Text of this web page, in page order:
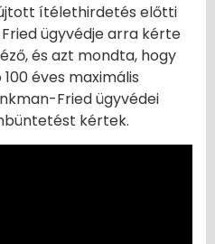
ítélethirdetés előtti
ügyvédje arra kérte
és azt mondta, hogy
éves maximális
Fried ügyvédei
kértek.